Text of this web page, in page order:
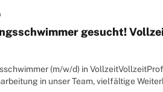
gesucht!
(m/w/d) in
in unser Team, vielfältige